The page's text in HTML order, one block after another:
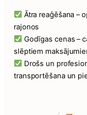
Ātra reaģēšana –
rajonos
Godīgas cenas –
slēptiem
Drošs un
transportēšana un